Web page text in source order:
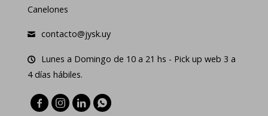
Canelones
contacto@jysk.uy
Lunes a Domingo de 10 a 21 hs - Pick up web 3 a
4 días hábiles.
   